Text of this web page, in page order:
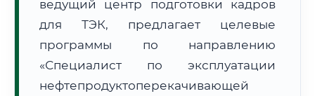
📜 Документы и аккредитация ФИС ФРДО
🔍Нажмите на документ для увеличения и просмотра
ведущий центр подготовки кадров
для ТЭК, предлагает целевые
программы по направлению
«Специалист по эксплуатации
нефтепродуктоперекачивающей